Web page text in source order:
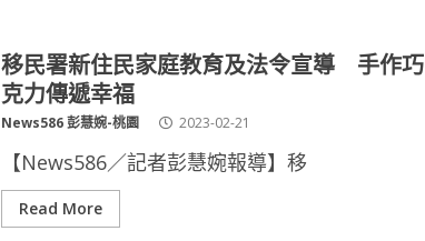
移民署新住民家庭教育及法令宣導 手作巧
克力傳遞幸福
News586 彭慧婉-桃園 2023-02-21
【News586／記者彭慧婉報導】移
Read More